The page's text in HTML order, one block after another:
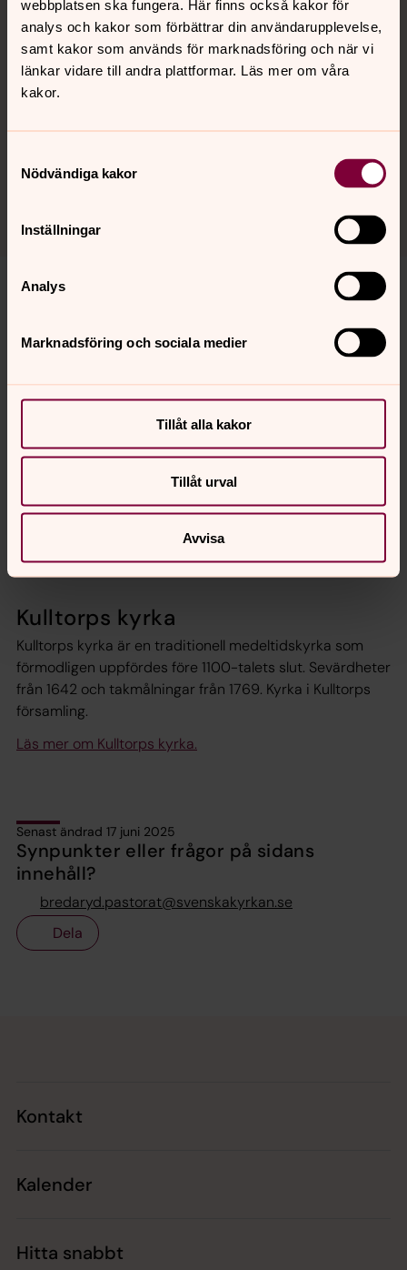
webbplatsen ska fungera. Här finns också kakor för
analys och kakor som förbättrar din användarupplevelse,
samt kakor som används för marknadsföring och när vi
länkar vidare till andra plattformar. Läs mer om våra
kakor.
Nödvändiga kakor
Inställningar
Analys
Marknadsföring och sociala medier
Tillåt alla kakor
Tillåt urval
Avvisa
Tillgänglighet
Ramp finns tillgänglig på kyrkans södersida. Hörselslinga
och handikappsanpassad toalett.
Parkering, laddstation, toalett, Wi-Fi.
Kulltorps kyrka.
Kulltorps kyrka
Kulltorps kyrka är en traditionell medeltidskyrka som
förmodligen uppfördes före 1100-talets slut. Sevärdheter
från 1642 och takmålningar från 1769. Kyrka i Kulltorps
församling.
Läs mer om Kulltorps kyrka.
Senast ändrad 17 juni 2025
Synpunkter eller frågor på sidans
innehåll?
bredaryd.pastorat@svenskakyrkan.se
Dela
Kontakt
Kalender
Hitta snabbt